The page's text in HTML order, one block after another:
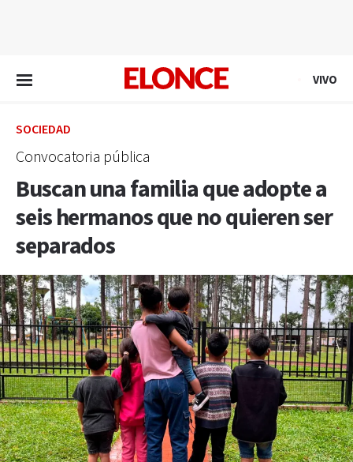
VIVO
SOCIEDAD
Convocatoria pública
Buscan una familia que adopte a
seis hermanos que no quieren ser
separados